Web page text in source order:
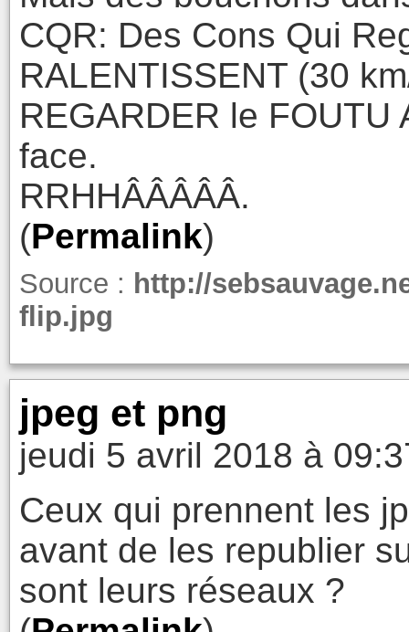
CQR: Des Cons Qui
RALENTISSENT (30
REGARDER le FOUTU
face.
RRHHÂÂÂÂÂ.
(Permalink)
Source : http://
flip.jpg
jpeg et png
jeudi 5 avril 2018 à
Ceux qui prennent les
avant de les republier
sont leurs réseaux ?